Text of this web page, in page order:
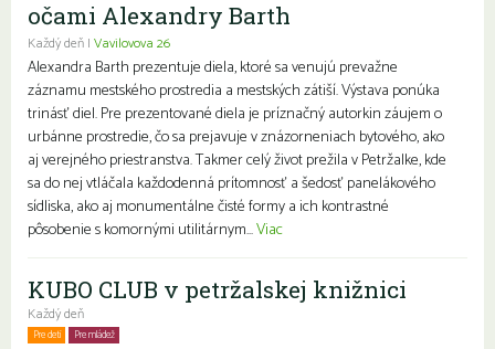
očami Alexandry Barth
Každý deň | Vavilovova 26
Alexandra Barth prezentuje diela, ktoré sa venujú prevažne
záznamu mestského prostredia a mestských zátiší. Výstava ponúka
trinásť diel. Pre prezentované diela je príznačný autorkin záujem o
urbánne prostredie, čo sa prejavuje v znázorneniach bytového, ako
aj verejného priestranstva. Takmer celý život prežila v Petržalke, kde
sa do nej vtláčala každodenná prítomnosť a šedosť panelákového
sídliska, ako aj monumentálne čisté formy a ich kontrastné
pôsobenie s komornými utilitárnym...Viac
KUBO CLUB v petržalskej knižnici
Každý deň
Pre deti Pre mládež